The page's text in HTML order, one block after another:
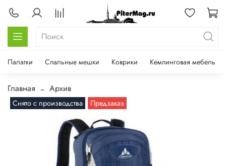
Палатки Спальные мешки Коврики Кемпинговая мебель
Главная Архив
Снято с производства Предзаказ